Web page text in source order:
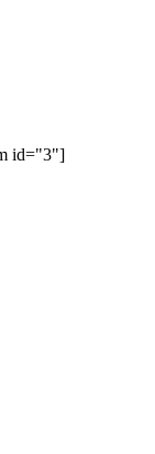
id="3"]